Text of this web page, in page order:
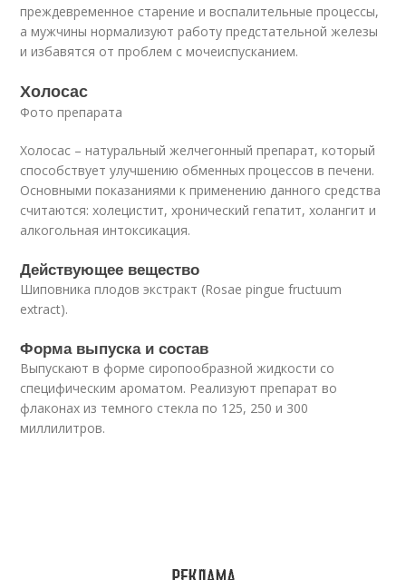
преждевременное старение и воспалительные процессы,
а мужчины нормализуют работу предстательной железы
и избавятся от проблем с мочеиспусканием.
Холосас
Фото препарата
Холосас – натуральный желчегонный препарат, который
способствует улучшению обменных процессов в печени.
Основными показаниями к применению данного средства
считаются: холецистит, хронический гепатит, холангит и
алкогольная интоксикация.
Действующее вещество
Шиповника плодов экстракт (Rosae pingue fructuum
extract).
Форма выпуска и состав
Выпускают в форме сиропообразной жидкости со
специфическим ароматом. Реализуют препарат во
флаконах из темного стекла по 125, 250 и 300
миллилитров.